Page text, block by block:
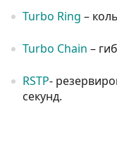
Turbo Ring –
Turbo Chain –
RSTP-
секунд.